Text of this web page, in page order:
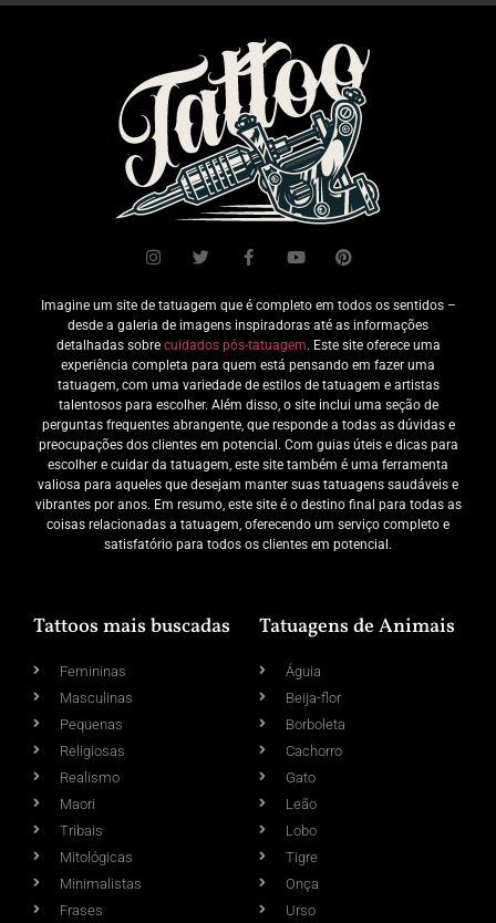
Imagine um site de tatuagem que é completo em todos os sentidos –
desde a galeria de imagens inspiradoras até as informações
detalhadas sobre cuidados pós-tatuagem. Este site oferece uma
experiência completa para quem está pensando em fazer uma
tatuagem, com uma variedade de estilos de tatuagem e artistas
talentosos para escolher. Além disso, o site inclui uma seção de
perguntas frequentes abrangente, que responde a todas as dúvidas e
preocupações dos clientes em potencial. Com guias úteis e dicas para
escolher e cuidar da tatuagem, este site também é uma ferramenta
valiosa para aqueles que desejam manter suas tatuagens saudáveis e
vibrantes por anos. Em resumo, este site é o destino final para todas as
coisas relacionadas a tatuagem, oferecendo um serviço completo e
satisfatório para todos os clientes em potencial.
Tattoos mais buscadas
Femininas
Masculinas
Pequenas
Religiosas
Realismo
Maori
Tribais
Mitológicas
Minimalistas
Frases
Tatuagens de Animais
Águia
Beija-flor
Borboleta
Cachorro
Gato
Leão
Lobo
Tigre
Onça
Urso